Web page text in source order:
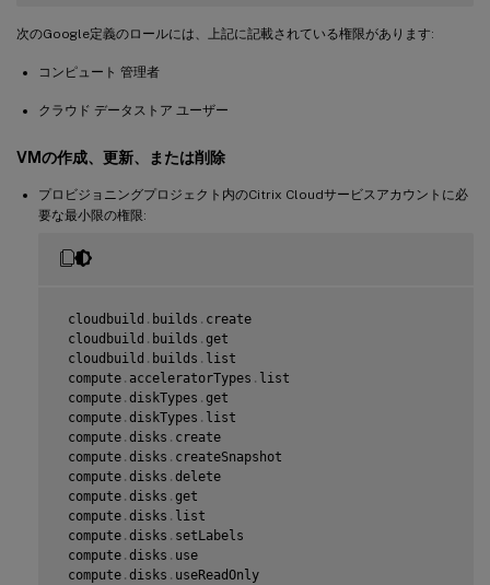
次のGoogle定義のロールには、上記に記載されている権限があります:
コンピュート 管理者
クラウド データストア ユーザー
VMの作成、更新、または削除
プロビジョニングプロジェクト内のCitrix Cloudサービスアカウントに必
要な最小限の権限:
cloudbuild . builds . create
cloudbuild . builds . get
cloudbuild . builds . list
compute . acceleratorTypes . list
compute . diskTypes . get
compute . diskTypes . list
compute . disks . create
compute . disks . createSnapshot
compute . disks . delete
compute . disks . get
compute . disks . list
compute . disks . setLabels
compute . disks . use
compute . disks . useReadOnly